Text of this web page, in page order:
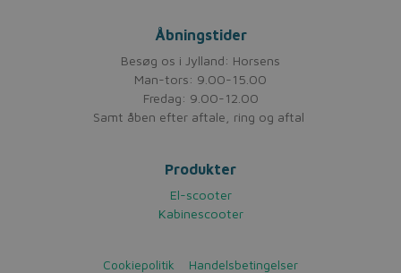
Åbningstider
Besøg os i Jylland: Horsens
Man-tors: 9.00-15.00
Fredag: 9.00-12.00
Samt åben efter aftale, ring og aftal
Produkter
El-scooter
Kabinescooter
Cookiepolitik Handelsbetingelser